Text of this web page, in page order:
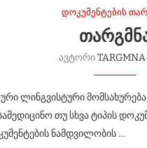
დოკუმენტების
ავტორი
ლინგვისტური
თუ სხვა ტიპის
ნამდვილობის …